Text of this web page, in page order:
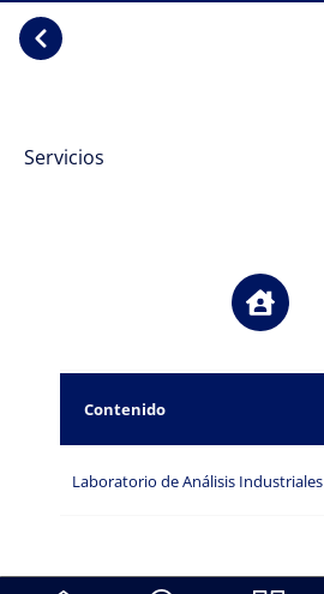
Servicios
Contenido
Laboratorio de Análisis Industriales